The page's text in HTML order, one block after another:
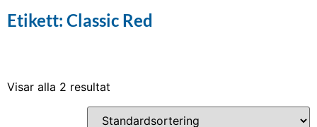
Etikett: Classic Red
Visar alla 2 resultat